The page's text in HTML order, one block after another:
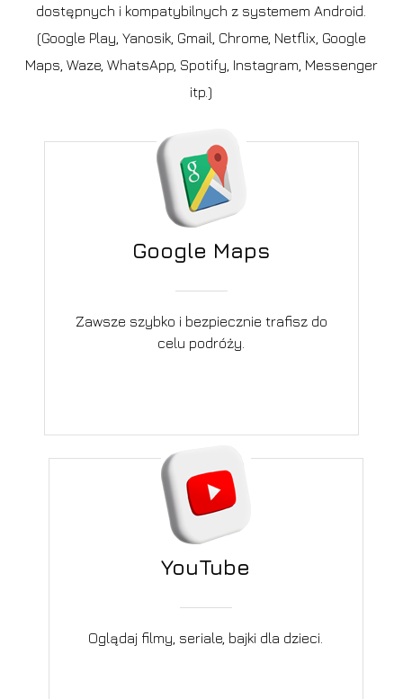
dostępnych i kompatybilnych z systemem Android.
(Google Play, Yanosik, Gmail, Chrome, Netflix, Google
Maps, Waze, WhatsApp, Spotify, Instagram, Messenger
itp.)
Google Maps
Zawsze szybko i bezpiecznie trafisz do
celu podróży.
YouTube
Oglądaj filmy, seriale, bajki dla dzieci.